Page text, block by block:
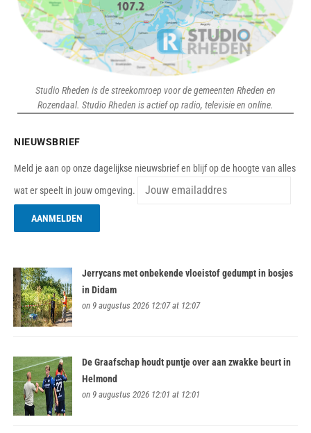
Studio Rheden is de streekomroep voor de gemeenten Rheden en
Rozendaal. Studio Rheden is actief op radio, televisie en online.
NIEUWSBRIEF
Meld je aan op onze dagelijkse nieuwsbrief en blijf op de hoogte van alles
wat er speelt in jouw omgeving.
Jerrycans met onbekende vloeistof gedumpt in bosjes
in Didam
on 9 augustus 2026 12:07 at 12:07
De Graafschap houdt puntje over aan zwakke beurt in
Helmond
on 9 augustus 2026 12:01 at 12:01